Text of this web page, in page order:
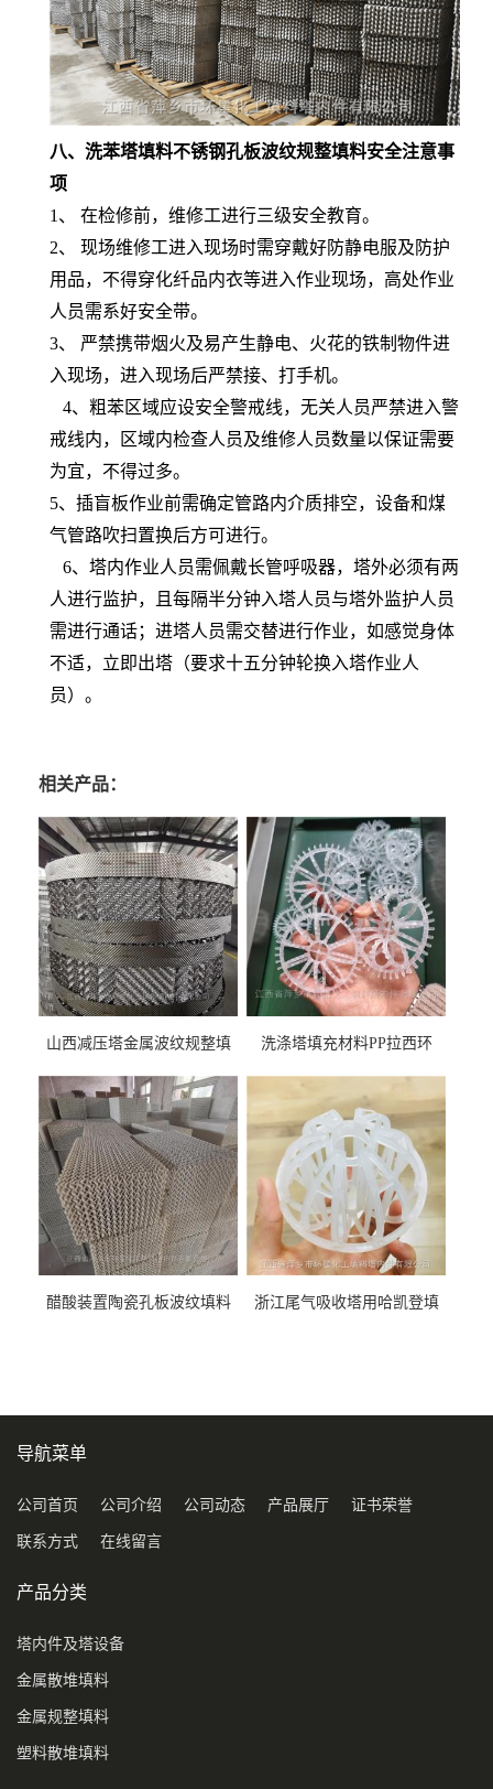
八、 洗苯塔填料不锈钢孔板波纹规整填料安全注意事
项
1、 在检修前，维修工进行三级安全教育。
2、 现场维修工进入现场时需穿戴好防静电服及防护
用品，不得穿化纤品内衣等进入作业现场，高处作业
人员需系好安全带。
3、 严禁携带烟火及易产生静电、火花的铁制物件进
入现场，进入现场后严禁接、打手机。
4、粗苯区域应设安全警戒线，无关人员严禁进入警
戒线内，区域内检查人员及维修人员数量以保证需要
为宜，不得过多。
5、插盲板作业前需确定管路内介质排空，设备和煤
气管路吹扫置换后方可进行。
6、塔内作业人员需佩戴长管呼吸器，塔外必须有两
人进行监护，且每隔半分钟入塔人员与塔外监护人员
需进行通话；进塔人员需交替进行作业，如感觉身体
不适，立即出塔（要求十五分钟轮换入塔作业人
员）。
相关产品：
山西减压塔金属波纹规整填
料
洗涤塔填充材料PP拉西环
醋酸装置陶瓷孔板波纹填料
浙江尾气吸收塔用哈凯登填
导航菜单
公司首页 公司介绍 公司动态 产品展厅 证书荣誉
联系方式 在线留言
产品分类
塔内件及塔设备
金属散堆填料
金属规整填料
塑料散堆填料